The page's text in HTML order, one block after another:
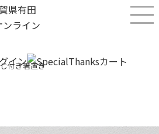
インショップ【SPECIALTHANKS（スペシ
付き箸置き